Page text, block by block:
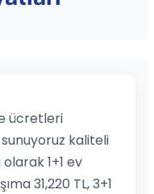
ücretleri
kaliteli
1+1 ev
31,220 TL, 3+1